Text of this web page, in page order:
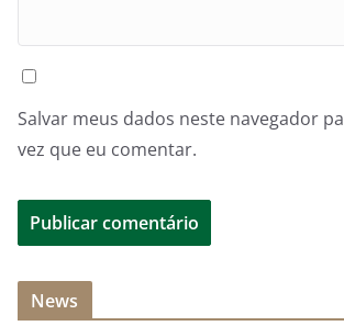
Salvar meus dados neste navegador
vez que eu comentar.
News